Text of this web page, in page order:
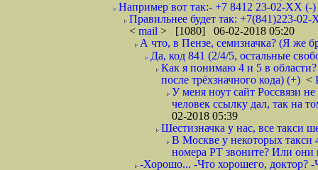
Например вот так:- +7 8412 23-02-ХХ (-
Правильнее будет так: +7(841)223-
< mail > [1080] 06-02-2018 05:20
А что, в Пензе, семизначка? (Я же
Да, код 841 (2/4/5, остальные
Как я понимаю 4 и 5 в
после трёхзначного кода) (+) <
У меня ноут сайт Россвязи
человек ссылку дал, так на
02-2018 05:39
Шестизначка у нас, все такси
В Москве у некоторых такси
номера РТ звоните? Или они
-Хорошо... -Что хорошего, доктор?